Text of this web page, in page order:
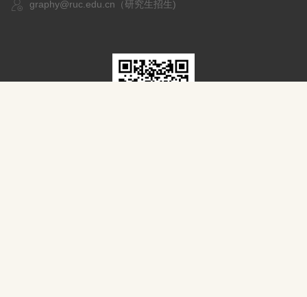
graphy@ruc.edu.cn（研究生招生)